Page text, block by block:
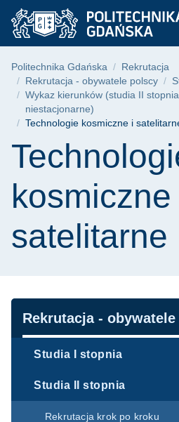
Przejdź
do
menu
Przejdź
do
wyszukiwarki
Przejdź
do
treści
Kierunek:
Ścieżka
Politechnika Gdańska
Rekrutacja
Rekrutacja - obywatele polscy
Wykaz kierunków (studia II
niestacjonarne)
Technologie kosmiczne i
Treść strony
kosmiczne
satelitarne
Nawigacja
Rekrutacja -
Studia I stopnia
Studia II stopnia
Rekrutacja krok po kroku